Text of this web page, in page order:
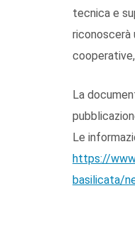
tecnica e
riconoscerà
La
Le
https://
basilicata/